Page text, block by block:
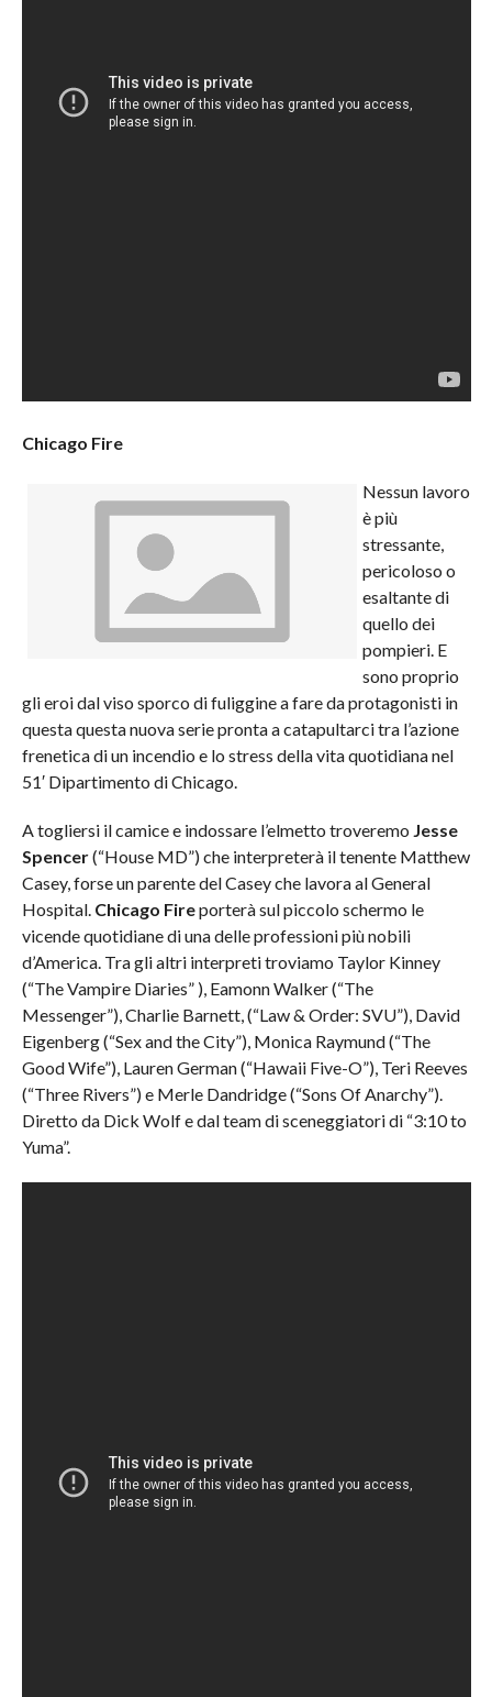
Chicago Fire
Nessun lavoro
è più
stressante,
pericoloso o
esaltante di
quello dei
pompieri. E
sono proprio
gli eroi dal viso sporco di fuliggine a fare da protagonisti in
questa questa nuova serie pronta a catapultarci tra l’azione
frenetica di un incendio e lo stress della vita quotidiana nel
51′ Dipartimento di Chicago.
A togliersi il camice e indossare l’elmetto troveremo Jesse
Spencer(“House MD”) che interpreterà il tenente Matthew
Casey, forse un parente del Casey che lavora al General
Hospital. Chicago Fireporterà sul piccolo schermo le
vicende quotidiane di una delle professioni più nobili
d’America. Tra gli altri interpreti troviamo Taylor Kinney
(“The Vampire Diaries” ), Eamonn Walker (“The
Messenger”), Charlie Barnett, (“Law & Order: SVU”), David
Eigenberg (“Sex and the City”), Monica Raymund (“The
Good Wife”), Lauren German (“Hawaii Five-O”), Teri Reeves
(“Three Rivers”) e Merle Dandridge (“Sons Of Anarchy”).
Diretto da Dick Wolf e dal team di sceneggiatori di “3:10 to
Yuma”.